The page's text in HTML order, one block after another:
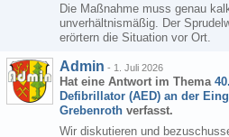
Die Maßnahme muss genau
unverhältnismäßig. Der
erörtern die Situation vor Ort.
Admin - 1. Juli 2026
Hat eine Antwort im Thema
Defibrillator (AED) an der
Grebenroth verfasst.
Wir diskutieren und